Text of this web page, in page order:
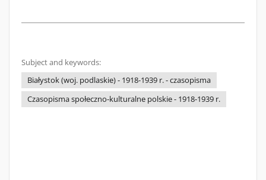
Subject and keywords:
Białystok (woj. podlaskie) - 1918-1939 r. - czasopisma
Czasopisma społeczno-kulturalne polskie - 1918-1939 r.